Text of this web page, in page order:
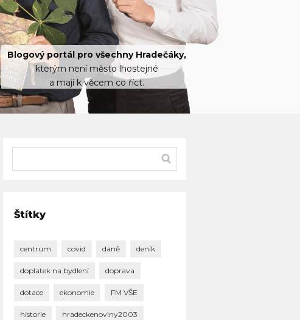
Blogový portál pro všechny Hradečáky,
kterým není město lhostejné
a mají k věcem co říct.
Štítky
centrum covid daně deník
doplatek na bydlení doprava
dotace ekonomie FM VŠE
historie hradeckenoviny2003